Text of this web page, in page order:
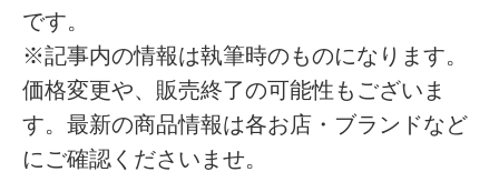
です。
※記事内の情報は執筆時のものになります。
価格変更や、販売終了の可能性もございま
す。最新の商品情報は各お店・ブランドなど
にご確認くださいませ。